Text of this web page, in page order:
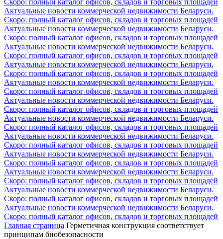
Актуальные новости коммерческой недвижимости Беларуси.
Скоро: полный каталог офисов, складов и торговых площадей
Актуальные новости коммерческой недвижимости Беларуси.
Скоро: полный каталог офисов, складов и торговых площадей
Актуальные новости коммерческой недвижимости Беларуси.
Скоро: полный каталог офисов, складов и торговых площадей
Актуальные новости коммерческой недвижимости Беларуси.
Скоро: полный каталог офисов, складов и торговых площадей
Актуальные новости коммерческой недвижимости Беларуси.
Скоро: полный каталог офисов, складов и торговых площадей
Актуальные новости коммерческой недвижимости Беларуси.
Скоро: полный каталог офисов, складов и торговых площадей
Актуальные новости коммерческой недвижимости Беларуси.
Скоро: полный каталог офисов, складов и торговых площадей
Актуальные новости коммерческой недвижимости Беларуси.
Скоро: полный каталог офисов, складов и торговых площадей
Актуальные новости коммерческой недвижимости Беларуси.
Скоро: полный каталог офисов, складов и торговых площадей
Актуальные новости коммерческой недвижимости Беларуси.
Скоро: полный каталог офисов, складов и торговых площадей
Актуальные новости коммерческой недвижимости Беларуси.
Скоро: полный каталог офисов, складов и торговых площадей
Актуальные новости коммерческой недвижимости Беларуси.
Скоро: полный каталог офисов, складов и торговых площадей
Главная страница Герметичная конструкция соответствует
принципам биобезопасности